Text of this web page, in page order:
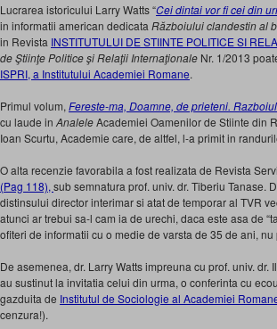
Lucrarea istoricului Larry Watts “Cei dintai vor fi cei din
in informatii american dedicata Războiului clandestin al
in Revista INSTITUTULUI DE STIINTE POLITICE SI
de Ştiinţe Politice şi Relaţii Internaţionale Nr. 1/2013
ISPRI, a Institutului Academiei Romane.
Primul volum, Fereste-ma, Doamne, de prieteni.
cu laude in AnaleleAcademiei Oamenilor de Stiinte din
Ioan Scurtu, Academie care, de altfel, l-a primit in
O alta recenzie favorabila a fost realizata de Revista
(Pag 118), sub semnatura prof. univ. dr. Tiberiu Tanase.
distinsului director interimar si atat de temporar al TVR
atunci ar trebui sa-l cam ia de urechi, daca este asa de
ofiteri de informatii cu o medie de varsta de 35 de ani,
De asemenea, dr. Larry Watts impreuna cu prof. univ. dr.
au sustinut la invitatia celui din urma, o conferinta cu
gazduita de Institutul de Sociologie al Academiei
cenzura!).